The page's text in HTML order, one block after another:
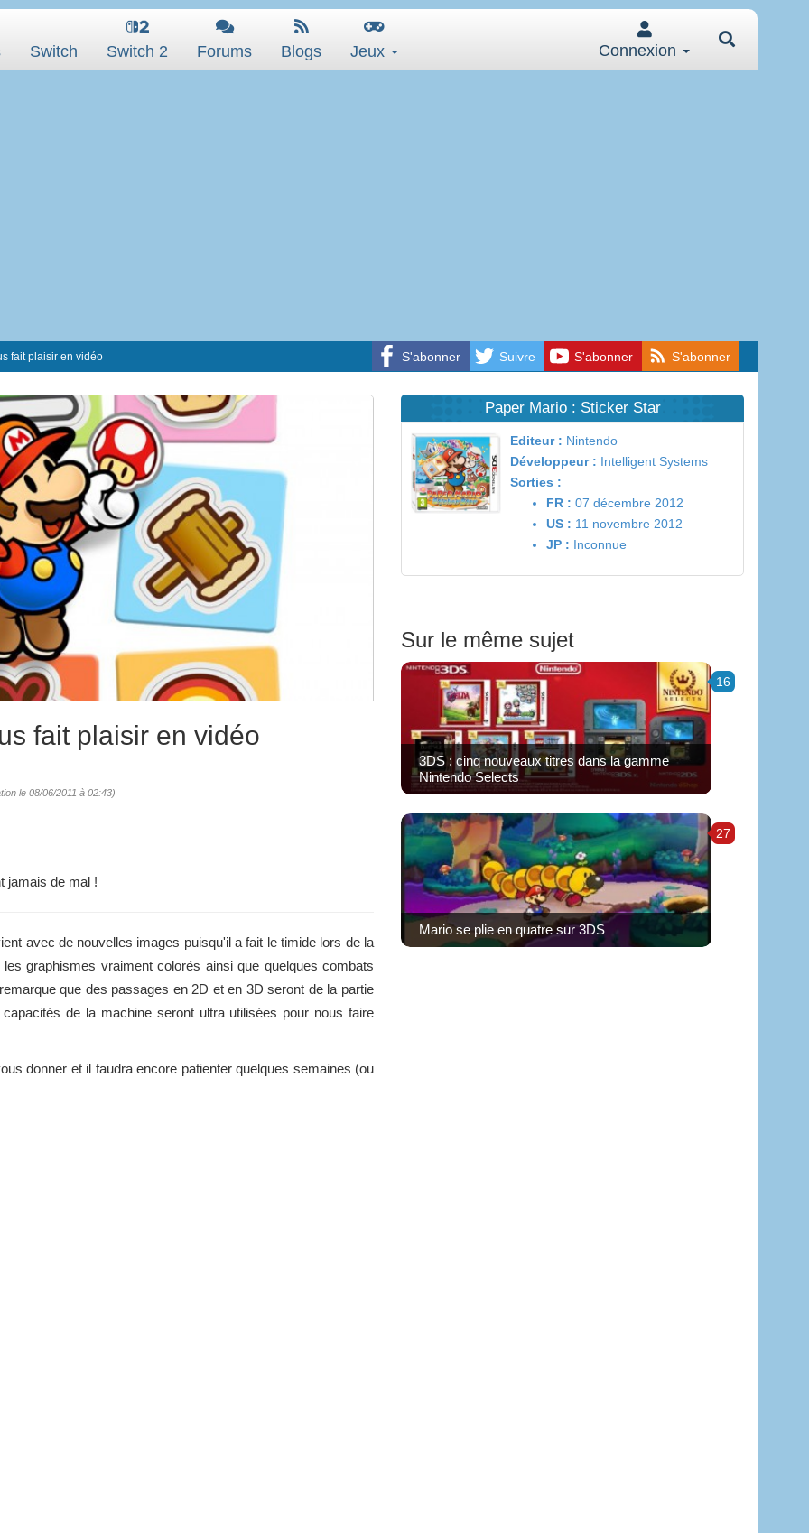
Switch Switch 2 Forums Blogs Jeux Connexion
S'abonner Suivre S'abonner S'abonner
fait plaisir en vidéo
fait plaisir en vidéo
le 08/06/2011 à 02:43)
jamais de mal !
avec de nouvelles images puisqu'il a fait le timide lors de la
graphismes vraiment colorés ainsi que quelques combats
que des passages en 2D et en 3D seront de la partie
de la machine seront ultra utilisées pour nous faire
donner et il faudra encore patienter quelques semaines (ou
Paper Mario : Sticker Star
Editeur : Nintendo
Développeur : Intelligent Systems
Sorties :
FR : 07 décembre 2012
US : 11 novembre 2012
JP : Inconnue
Sur le même sujet
16
3DS : cinq nouveaux titres dans la gamme
Nintendo Selects
27
Mario se plie en quatre sur 3DS